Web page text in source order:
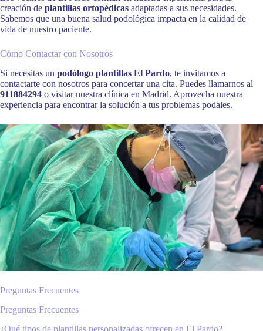
creación de plantillas ortopédicas adaptadas a sus necesidades.
Sabemos que una buena salud podológica impacta en la calidad de
vida de nuestro paciente.
Cómo Contactar con Nosotros
Si necesitas un podólogo plantillas El Pardo, te invitamos a
contactarte con nosotros para concertar una cita. Puedes llamarnos al
911884294 o visitar nuestra clínica en Madrid. Aprovecha nuestra
experiencia para encontrar la solución a tus problemas podales.
Preguntas Frecuentes
Preguntas Frecuentes
¿Qué tipos de plantillas personalizadas ofrecen en El Pardo?